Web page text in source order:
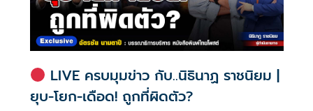
LIVE ครบมุมข่าว กับ..นิธินาฏ ราชนิยม |
ยุบ-โยก-เดือด! ถูกที่ผิดตัว?